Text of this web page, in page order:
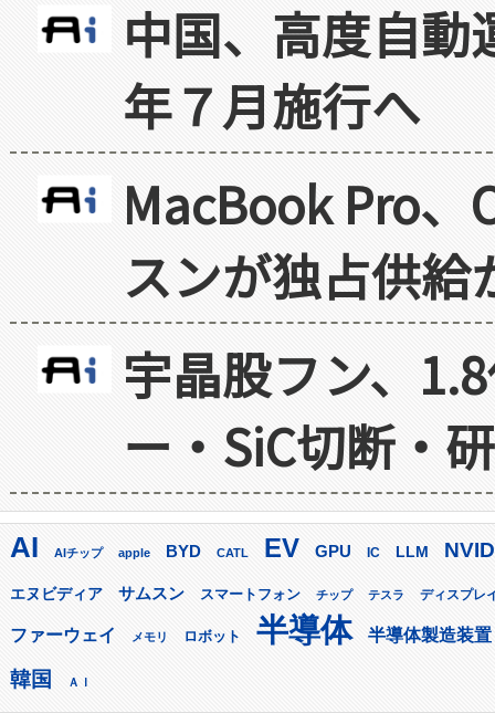
中国、高度自
年７月施行へ
MacBook Pro
スンが独占供給
宇晶股フン、
ー・SiC切断・
AI AIチップ apple BYD CATL EV GPU IC LLM
エヌビディア サムスン スマートフォン チップ テスラ ディスプレ
ファーウェイ メモリ ロボット 半導体 半導体製造装置
韓国 ＡＩ